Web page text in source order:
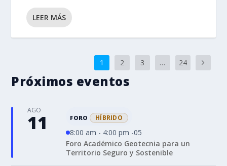
LEER MÁS
1 2 3 … 24
Próximos eventos
AGO
11 FORO HÍBRIDO
8:00 am - 4:00 pm -05
Foro Académico Geotecnia para un
Territorio Seguro y Sostenible